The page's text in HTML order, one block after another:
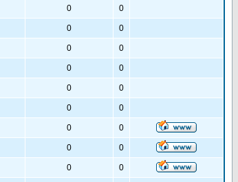
0 0
0 0
0 0
0 0
0 0
0 0
0 0
0 0
0 0